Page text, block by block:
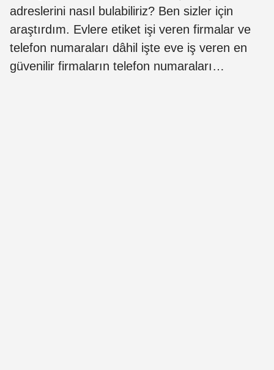
adreslerini nasıl bulabiliriz? Ben sizler için
araştırdım. Evlere etiket işi veren firmalar ve
telefon numaraları dâhil işte eve iş veren en
güvenilir firmaların telefon numaraları…